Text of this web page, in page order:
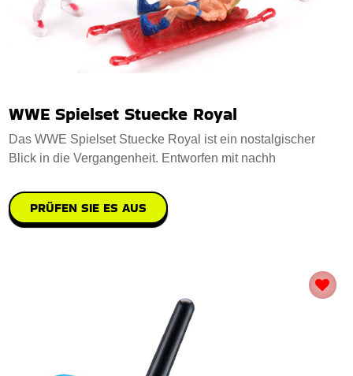
WWE Spielset Stuecke Royal
Das WWE Spielset Stuecke Royal ist ein nostalgischer
Blick in die Vergangenheit. Entworfen mit nachh
PRÜFEN SIE ES AUS